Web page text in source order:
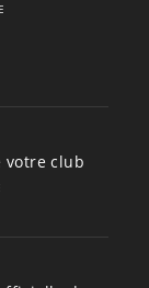
votre club